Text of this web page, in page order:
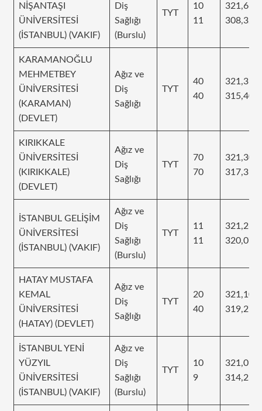
NİŞANTAŞI
ÜNİVERSİTESİ
(İSTANBUL) (VAKIF)
Diş
Sağlığı
(Burslu)
TYT
10
11
321,66
308,323
KARAMANOĞLU
MEHMETBEY
ÜNİVERSİTESİ
(KARAMAN)
(DEVLET)
Ağız ve
Diş
Sağlığı
TYT
40
40
321,318
315,404
KIRIKKALE
ÜNİVERSİTESİ
(KIRIKKALE)
(DEVLET)
Ağız ve
Diş
Sağlığı
TYT
70
70
321,305
317,31
İSTANBUL GELİŞİM
ÜNİVERSİTESİ
(İSTANBUL) (VAKIF)
Ağız ve
Diş
Sağlığı
(Burslu)
TYT
11
11
321,265
320,079
HATAY MUSTAFA
KEMAL
ÜNİVERSİTESİ
(HATAY) (DEVLET)
Ağız ve
Diş
Sağlığı
TYT
20
40
321,109
319,276
İSTANBUL YENİ
YÜZYIL
ÜNİVERSİTESİ
(İSTANBUL) (VAKIF)
Ağız ve
Diş
Sağlığı
(Burslu)
TYT
10
9
321,096
314,235